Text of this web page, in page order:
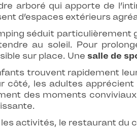
arboré qui apporte de
d’espaces extérieurs
séduit particulièrement
au soleil. Pour
sur place. Une salle de
trouvent rapidement
côté, les adultes
des moments
activités, le restaurant du